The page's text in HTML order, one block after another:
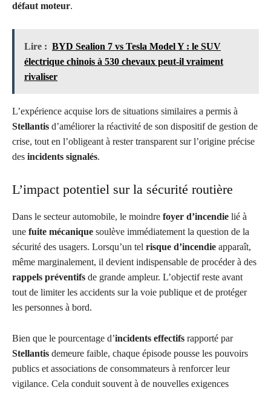
défaut moteur.
Lire : BYD Sealion 7 vs Tesla Model Y : le SUV
électrique chinois à 530 chevaux peut-il vraiment
rivaliser
L’expérience acquise lors de situations similaires a permis à
Stellantis d’améliorer la réactivité de son dispositif de gestion de
crise, tout en l’obligeant à rester transparent sur l’origine précise
des incidents signalés.
L’impact potentiel sur la sécurité routière
Dans le secteur automobile, le moindre foyer d’incendie lié à
une fuite mécanique soulève immédiatement la question de la
sécurité des usagers. Lorsqu’un tel risque d’incendie apparaît,
même marginalement, il devient indispensable de procéder à des
rappels préventifs de grande ampleur. L’objectif reste avant
tout de limiter les accidents sur la voie publique et de protéger
les personnes à bord.
Bien que le pourcentage d’incidents effectifs rapporté par
Stellantis demeure faible, chaque épisode pousse les pouvoirs
publics et associations de consommateurs à renforcer leur
vigilance. Cela conduit souvent à de nouvelles exigences